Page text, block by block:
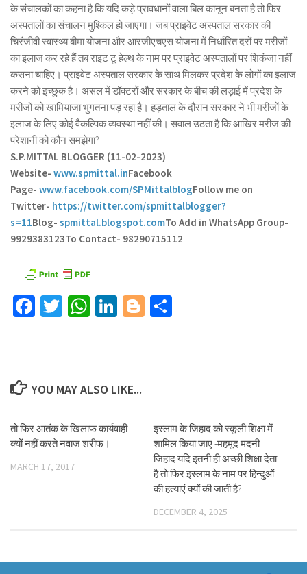
के संचालकों का कहना है कि यदि कड़े प्रावधानों वाला बिल कानून बनता है तो फिर
अस्पतालों का संचालन मुश्किल हो जाएगा। जब प्राइवेट अस्पताल सरकार की
चिरंजीवी स्वास्थ्य बीमा योजना और आरजीएचएस योजना में निर्धारित दरों पर मरीजों
का इलाज कर रहे हैं तब राइट टू हेल्थ के नाम पर प्राइवेट अस्पतालों पर शिकंजा नहीं
कसना चाहिए। प्राइवेट अस्पताल सरकार के साथ मिलकर प्रदेश के लोगों का इलाज
करने को इच्छुक है। असल में डॉक्टरों और सरकार के बीच की लड़ाई में प्रदेश के
मरीजों को खामियाजा भुगतना पड़ रहा है। हड़ताल के दौरान सरकार ने भी मरीजों के
इलाज के लिए कोई वैकल्पिक व्यवस्था नहीं की। सवाल उठता है कि आखिर मरीज की
परेशानी को कौन समझेगा?
S.P.MITTAL BLOGGER (11-02-2023)
Website- www.spmittal.inFacebook
Page- www.facebook.com/SPMittalblogFollow me on
Twitter- https://twitter.com/spmittalblogger?
s=11Blog- spmittal.blogspot.comTo Add in WhatsApp Group-
9929383123To Contact- 98290715112
Facebook
TwitterWhatsApp
LinkedIn
Blogger
YOU MAY ALSO LIKE...
तो फिर आतंक के खिलाफ कार्यवाही
क्यों नहीं करते नवाज शरीफ।
MARCH 17, 2017
इस्लाम के जिहाद को स्कूली शिक्षा में
शामिल किया जाए -महमूद मदनी
जिहाद यदि इतनी ही अच्छी शिक्षा देता
है तो फिर इस्लाम के नाम पर हिन्दुओं
की हत्याएं क्यों की जाती है?
DECEMBER 4, 2025